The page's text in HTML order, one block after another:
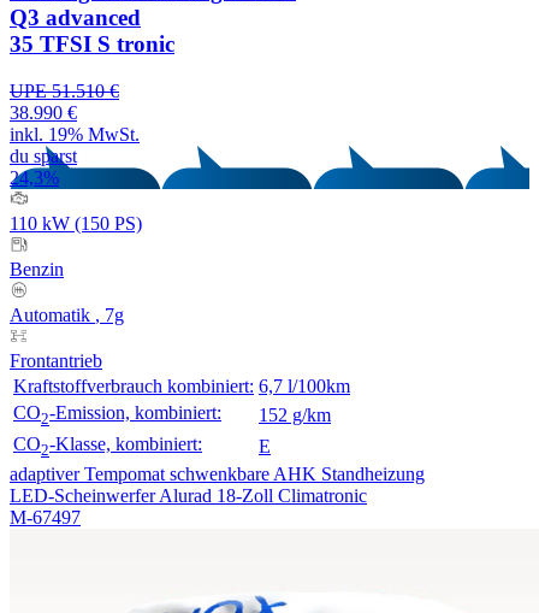
Q3 advanced
35 TFSI S tronic
UPE 51.510 €
38.990 €
inkl. 19% MwSt.
du sparst
24,3%
110 kW (150 PS)
Benzin
Automatik , 7g
Frontantrieb
Kraftstoffverbrauch kombiniert: 6,7 l/100km
CO2-Emission, kombiniert:
152 g/km
CO2-Klasse, kombiniert:
E
adaptiver Tempomat schwenkbare AHK Standheizung
LED-Scheinwerfer Alurad 18-Zoll Climatronic
M-67497